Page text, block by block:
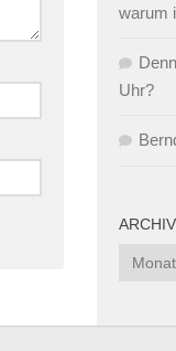
warum
Uhr?
ARCHIV
Archiv